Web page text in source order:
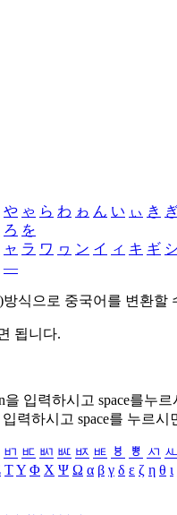
や ゃ ら わ ゎ ん い ぃ き
ろ を
ャ ラ ワ ヮ ン イ ィ キ ギ シ
―
식으로 중국어를 변환할
됩니다.
을 입력하시고 space를누
입력하시고 space를 누르시
ㅲ ㅳ ㅴ ㅵ ㅶ ㅷ ㅸ ㅹ ㅺ ㅻ
ΤΥ Φ Χ Ψ Ω α β γ δ ε ζ η θ ι